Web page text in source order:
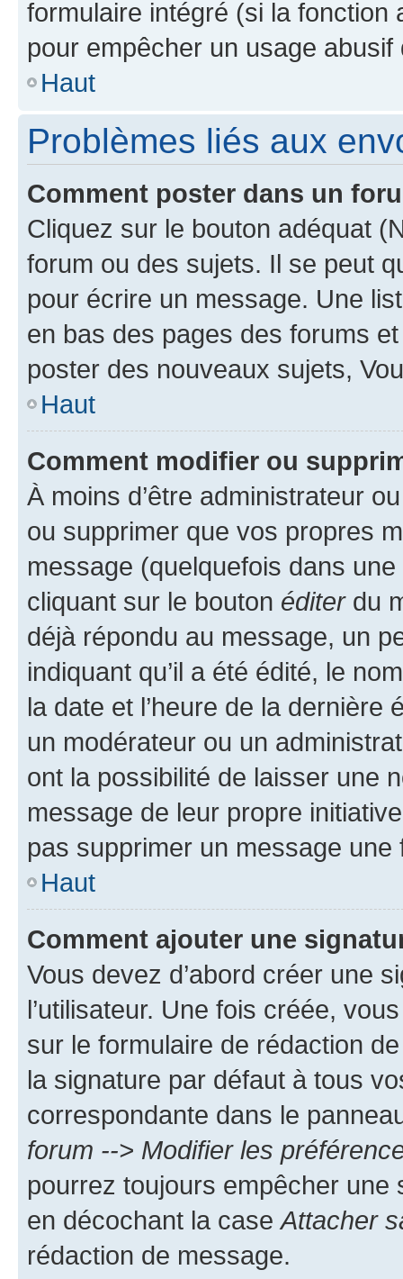
formulaire intégré (si la fonction
pour empêcher un usage
Haut
Problèmes liés aux
Comment poster dans un
Cliquez sur le bouton adéquat
forum ou des sujets. Il se peut
pour écrire un message. Une
en bas des pages des forums
poster des nouveaux sujets,
Haut
Comment modifier ou
À moins d’être administrateur
ou supprimer que vos propres
message (quelquefois dans
cliquant sur le bouton éditerdu
déjà répondu au message, un
indiquant qu’il a été édité, le
la date et l’heure de la dernière
un modérateur ou un
ont la possibilité de laisser une
message de leur propre
pas supprimer un message une
Haut
Comment ajouter une
Vous devez d’abord créer une
l’utilisateur. Une fois créée,
sur le formulaire de rédaction
la signature par défaut à tous
correspondante dans le
forum --> Modifier les
pourrez toujours empêcher une
en décochant la case Attacher
rédaction de message.